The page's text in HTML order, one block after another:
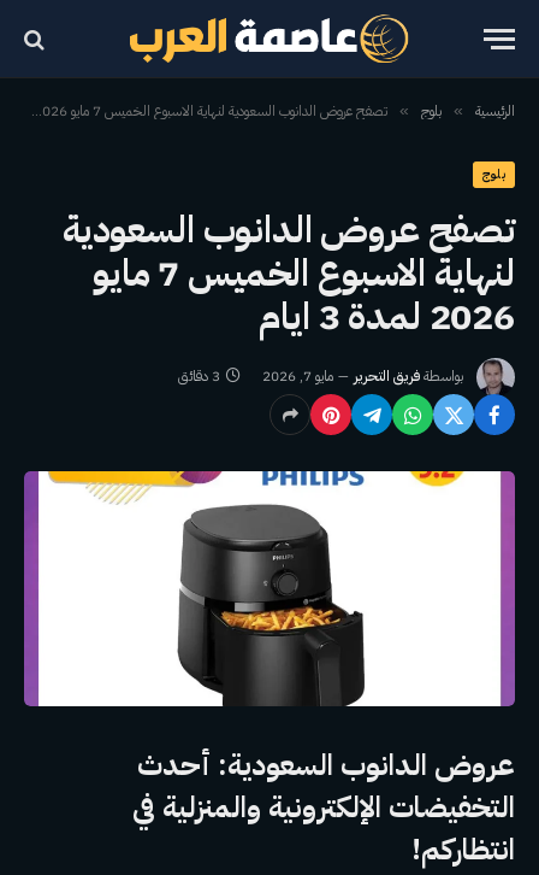
الرئيسية » بلوج » تصفح عروض الدانوب السعودية لنهاية الاسبوع الخميس 7 مايو 2026 لمدة 3 ايام
بلوج
تصفح عروض الدانوب السعودية
لنهاية الاسبوع الخميس 7 مايو
2026 لمدة 3 ايام
بواسطةفريق التحرير مايو 7, 2026 3 دقائق
عروض الدانوب السعودية: أحدث
التخفيضات الإلكترونية والمنزلية في
انتظاركم!